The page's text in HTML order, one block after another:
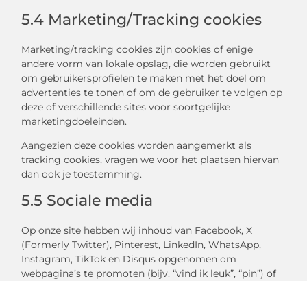
5.4 Marketing/Tracking cookies
Marketing/tracking cookies zijn cookies of enige
andere vorm van lokale opslag, die worden gebruikt
om gebruikersprofielen te maken met het doel om
advertenties te tonen of om de gebruiker te volgen op
deze of verschillende sites voor soortgelijke
marketingdoeleinden.
Aangezien deze cookies worden aangemerkt als
tracking cookies, vragen we voor het plaatsen hiervan
dan ook je toestemming.
5.5 Sociale media
Op onze site hebben wij inhoud van Facebook, X
(Formerly Twitter), Pinterest, LinkedIn, WhatsApp,
Instagram, TikTok en Disqus opgenomen om
webpagina’s te promoten (bijv. “vind ik leuk”, “pin”) of